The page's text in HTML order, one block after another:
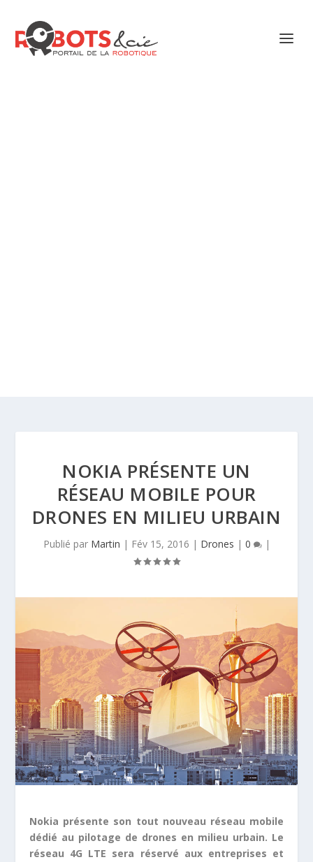
NOKIA PRÉSENTE UN
RÉSEAU MOBILE POUR
DRONES EN MILIEU URBAIN
Publié par Martin | Fév 15, 2016 | Drones | 0 |
Nokia présente son tout nouveau réseau mobile
dédié au pilotage de drones en milieu urbain. Le
réseau 4G LTE sera réservé aux entreprises et